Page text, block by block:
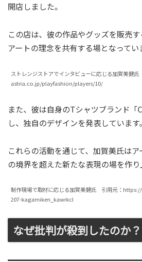
開店しました。
この店は、彼の作品やグッズを販売
アートの理念を共有する場となってい
ストレンジストアでインタビューに応じる加賀美健
astria.co.jp/playfashion/players/10/
また、彼は自身のTシャツブランド「
し、独自のデザインを発表しています。
これらの活動を通じて、加賀美氏は
の境界を超えた新たな表現の場を作り
制作現場で取材に応じる加賀美健氏 引用元：
207-kagamiken_kawrkcl
なぜ批判が殺到したのか？